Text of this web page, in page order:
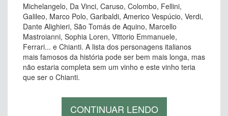
Michelangelo, Da Vinci, Caruso, Colombo, Fellini,
Galileo, Marco Polo, Garibaldi, Americo Vespúcio, Verdi,
Dante Alighieri, São Tomás de Aquino, Marcello
Mastroianni, Sophia Loren, Vittorio Emmanuele,
Ferrari... e Chianti. A lista dos personagens italianos
mais famosos da história pode ser bem mais longa, mas
não estaria completa sem um vinho e este vinho teria
que ser o Chianti.
CONTINUAR LENDO